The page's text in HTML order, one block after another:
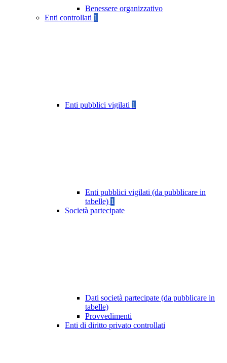
Benessere organizzativo
Enti controllati 1
Enti pubblici vigilati 1
Enti pubblici vigilati (da pubblicare in
tabelle) 1
Società partecipate
Dati società partecipate (da pubblicare in
tabelle)
Provvedimenti
Enti di diritto privato controllati